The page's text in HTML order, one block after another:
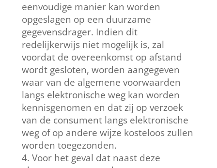
eenvoudige manier kan worden
opgeslagen op een duurzame
gegevensdrager. Indien dit
redelijkerwijs niet mogelijk is, zal
voordat de overeenkomst op afstand
wordt gesloten, worden aangegeven
waar van de algemene voorwaarden
langs elektronische weg kan worden
kennisgenomen en dat zij op verzoek
van de consument langs elektronische
weg of op andere wijze kosteloos zullen
worden toegezonden.
Voor het geval dat naast deze